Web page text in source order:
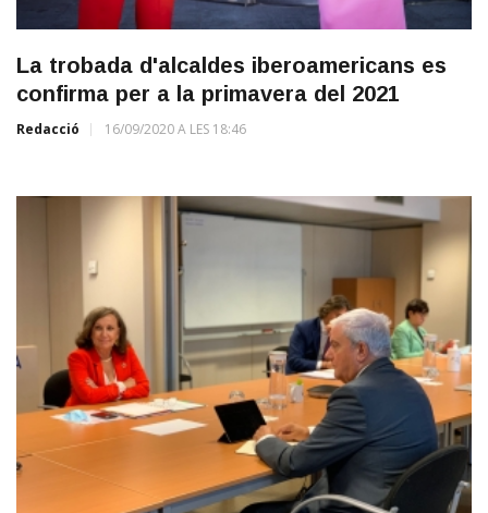
La trobada d'alcaldes iberoamericans es
confirma per a la primavera del 2021
Redacció 16/09/2020 A LES 18:46